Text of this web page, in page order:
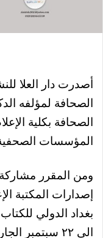
أصدرت دار العلا
الصحافة لمؤلفه
الصحافة بكلية
المؤسسات
ومن المقرر
إصدارات المكتبة
الي ٢٢ سبتمبر الجاري .